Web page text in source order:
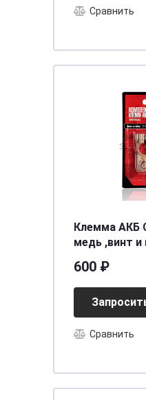
Сравнить
Клемма АКБ
медь ,винт
600 ₽
Сравнить